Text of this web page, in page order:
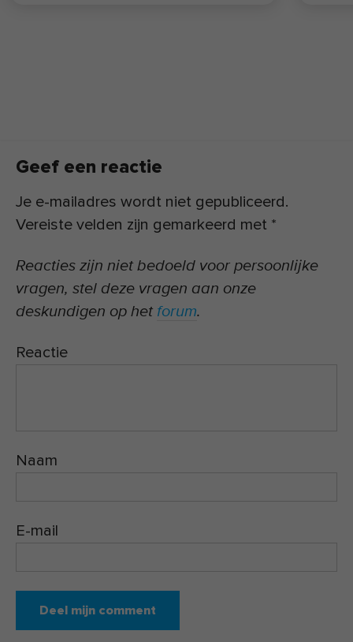
Geef een reactie
Je e-mailadres wordt niet gepubliceerd.
Vereiste velden zijn gemarkeerd met *
Reacties zijn niet bedoeld voor persoonlijke
vragen, stel deze vragen aan onze
deskundigen op het forum.
Reactie
Naam
E-mail